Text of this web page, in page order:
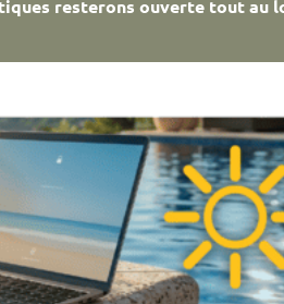
resterons ouverte tout au